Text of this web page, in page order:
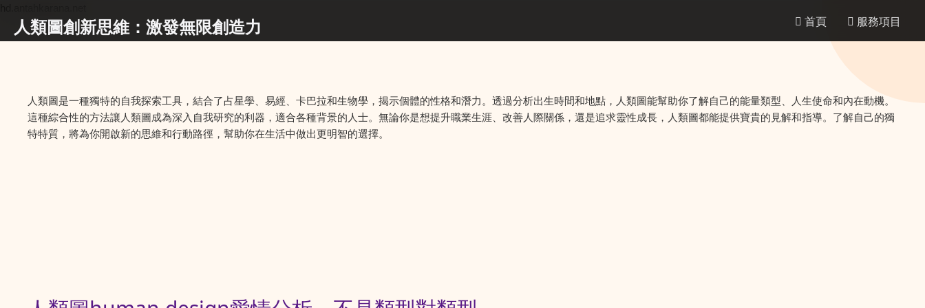
人類圖創新思維：激發無限創造力 首頁 服務項目
人類圖是一種獨特的自我探索工具，結合了占星學、易經、卡巴拉和生物學，揭示個體的性格和潛力。透過分析出生時間和地點，人類圖能幫助你了解自己的能量類型、人生使命和內在動機。
這種綜合性的方法讓人類圖成為深入自我研究的利器，適合各種背景的人士。無論你是想提升職業生涯、改善人際關係，還是追求靈性成長，人類圖都能提供寶貴的見解和指導。了解自己的獨
特特質，將為你開啟新的思維和行動路徑，幫助你在生活中做出更明智的選擇。